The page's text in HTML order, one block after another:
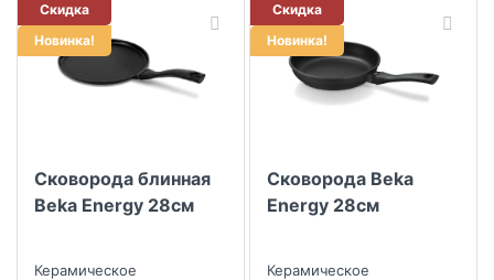
Скидка
Новинка!
Сковорода блинная
Beka Energy 28см
Керамическое
Скидка
Новинка!
Сковорода Beka
Energy 28см
Керамическое